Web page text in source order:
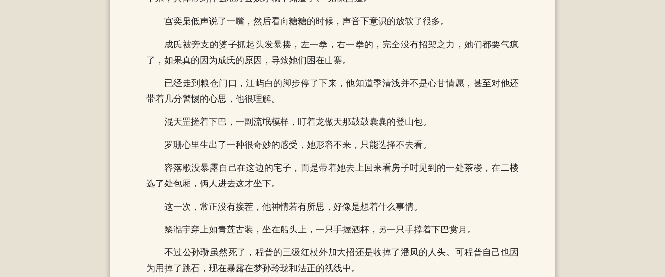
宫奕枭低声说了一嘴，然后看向糖糖的时候，声音下意识的放软了很多。
成氏被旁支的婆子抓起头发暴揍，左一拳，右一拳的，完全没有招架之力，她们都要气疯
了，如果真的因为成氏的原因，导致她们困在山寨。
已经走到粮仓门口，江屿白的脚步停了下来，他知道季清浅并不是心甘情愿，甚至对他还
带着几分警惕的心思，他很理解。
混天罡搓着下巴，一副流氓模样，盯着龙傲天那鼓鼓囊囊的登山包。
罗珊心里生出了一种很奇妙的感受，她形容不来，只能选择不去看。
容落歌没暴露自己在这边的宅子，而是带着她去上回来看房子时见到的一处茶楼，在二楼
选了处包厢，俩人进去这才坐下。
这一次，常正没有接茬，他神情若有所思，好像是想着什么事情。
黎湉宇穿上如青莲古装，坐在船头上，一只手握酒杯，另一只手撑着下巴赏月。
不过公孙瓒虽然死了，程普的三级红杖外加大招还是收掉了潘凤的人头。可程普自己也因
为用掉了跳石，现在暴露在梦孙玲珑和法正的视线中。